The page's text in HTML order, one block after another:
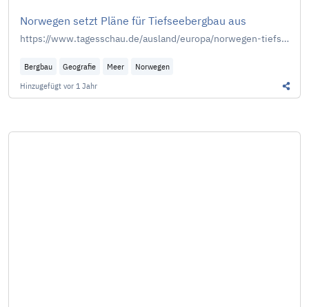
Norwegen setzt Pläne für Tiefseebergbau aus
https://www.tagesschau.de/ausland/europa/norwegen-tiefseebergbau-102.html
Bergbau Geografie Meer
Norwegen
Hinzugefügt vor 1 Jahr